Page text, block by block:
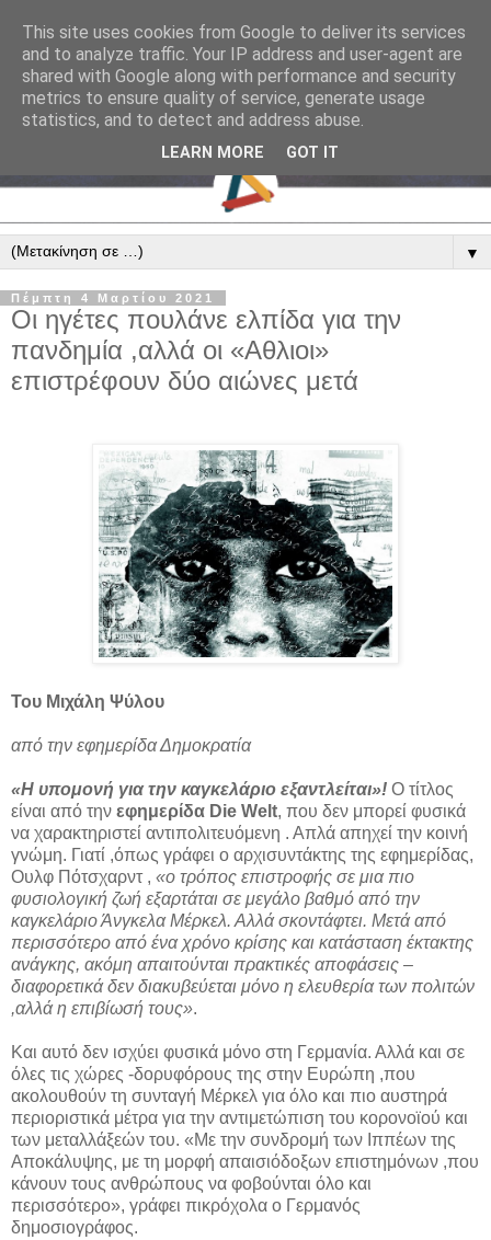
▼
Πέμπτη 4 Μαρτίου 2021
Οι ηγέτες πουλάνε ελπίδα για την
πανδημία ,αλλά οι «Αθλιοι»
επιστρέφουν δύο αιώνες μετά
Του Μιχάλη Ψύλου
από την εφημερίδα Δημοκρατία
«Η υπομονή για την καγκελάριο εξαντλείται»! Ο τίτλος
είναι από την εφημερίδα Die Welt, που δεν μπορεί φυσικά
να χαρακτηριστεί αντιπολιτευόμενη . Απλά απηχεί την κοινή
γνώμη. Γιατί ,όπως γράφει ο αρχισυντάκτης της εφημερίδας,
Ουλφ Πότσχαρντ , «ο τρόπος επιστροφής σε μια πιο
φυσιολογική ζωή εξαρτάται σε μεγάλο βαθμό από την
καγκελάριο Άνγκελα Μέρκελ. Αλλά σκοντάφτει. Μετά από
περισσότερο από ένα χρόνο κρίσης και κατάσταση έκτακτης
ανάγκης, ακόμη απαιτούνται πρακτικές αποφάσεις –
διαφορετικά δεν διακυβεύεται μόνο η ελευθερία των πολιτών
,αλλά η επιβίωσή τους».
Και αυτό δεν ισχύει φυσικά μόνο στη Γερμανία. Αλλά και σε
όλες τις χώρες -δορυφόρους της στην Ευρώπη ,που
ακολουθούν τη συνταγή Μέρκελ για όλο και πιο αυστηρά
περιοριστικά μέτρα για την αντιμετώπιση του κορονοϊού και
των μεταλλάξεών του. «Με την συνδρομή των Ιππέων της
Αποκάλυψης, με τη μορφή απαισιόδοξων επιστημόνων ,που
κάνουν τους ανθρώπους να φοβούνται όλο και
περισσότερο», γράφει πικρόχολα ο Γερμανός
δημοσιογράφος.
This site uses cookies from Google to deliver its services
and to analyze traffic. Your IP address and user-agent are
shared with Google along with performance and security
metrics to ensure quality of service, generate usage
statistics, and to detect and address abuse.
LEARN MORE GOT IT